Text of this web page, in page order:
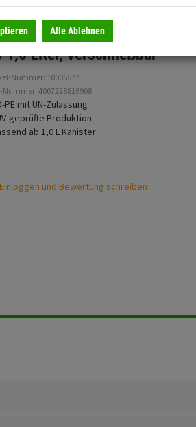
ab 1,0 Liter,…
für FuelFriend-
1,0 Liter, verschließbar
Nummer: 10005577
Nummer: 4007228819908
PE mit UN-Zulassung
geprüfte Produktion
ab 1,0 L Kanister
Einloggen und Bewertung schreiben
Alle Ablehnen